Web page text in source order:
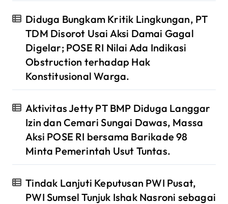
Diduga Bungkam Kritik Lingkungan, PT
TDM Disorot Usai Aksi Damai Gagal
Digelar; POSE RI Nilai Ada Indikasi
Obstruction terhadap Hak
Konstitusional Warga.
Aktivitas Jetty PT BMP Diduga Langgar
Izin dan Cemari Sungai Dawas, Massa
Aksi POSE RI bersama Barikade 98
Minta Pemerintah Usut Tuntas.
Tindak Lanjuti Keputusan PWI Pusat,
PWI Sumsel Tunjuk Ishak Nasroni sebagai